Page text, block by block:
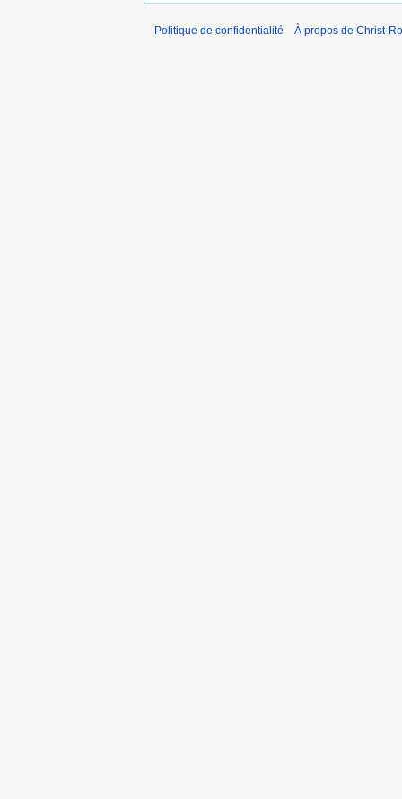
Politique de confidentialité À propos de Christ-